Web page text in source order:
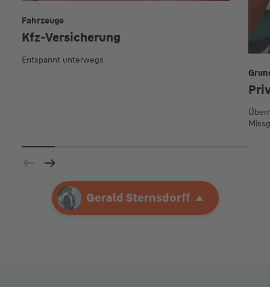
Ihre AgenturGerald Sternsdorff
Gerald Sternsdorff
Kfz-Versicherung
Fahrzeuge
Entspannt unterwegs